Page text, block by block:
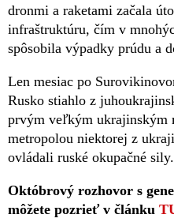
dronmi a raketami začala
infraštruktúru, čím v
spôsobila výpadky prúdu a
Len mesiac po
Rusko stiahlo z
prvým veľkým ukrajinským
metropolou niektorej z
ovládali ruské okupačné sily.
Októbrový rozhovor s
môžete pozrieť v článku